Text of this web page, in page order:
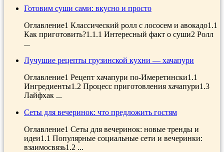
Готовим суши сами: вкусно и просто
Оглавление1 Классический ролл с лососем и авокадо1.1
Как приготовить?1.1.1 Интересный факт о суши2 Ролл
...
Лучушие рецепты грузинской кухни — хачапури
Оглавление1 Рецепт хачапури по-Имеретински1.1
Ингредиенты1.2 Процесс приготовления хачапури1.3
Лайфхак ...
Сеты для вечеринок: что предложить гостям
Оглавление1 Сеты для вечеринок: новые тренды и
идеи1.1 Популярные социальные сети и вечеринки:
взаимосвязь1.2 ...